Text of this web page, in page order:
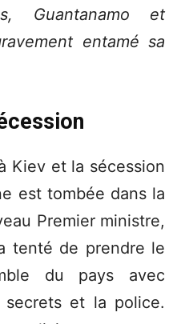
Guantanamo et
entamé sa
Kiev et la sécession
est tombée dans la
Premier ministre,
tenté de prendre le
du pays avec
secrets et la police.